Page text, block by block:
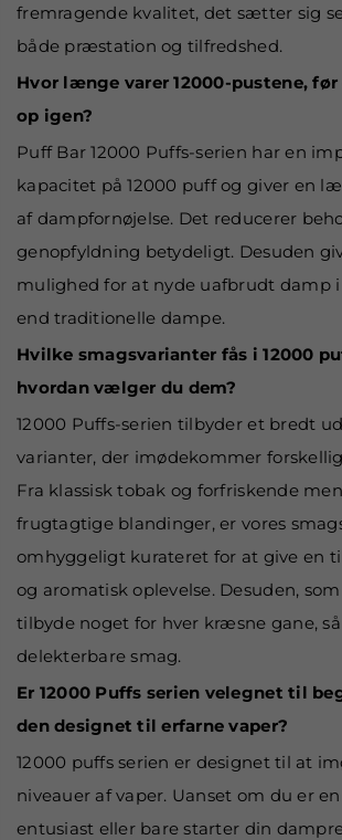
fremragende kvalitet, det sætter sig
både præstation og tilfredshed.
Hvor længe varer 12000-pustene,
op igen?
Puff Bar 12000 Puffs-serien har en
kapacitet på 12000 puff og giver en
af dampfornøjelse. Det reducerer
genopfyldning betydeligt. Desuden
mulighed for at nyde uafbrudt damp
end traditionelle dampe.
Hvilke smagsvarianter fås i 12000
hvordan vælger du dem?
12000 Puffs-serien tilbyder et bredt
varianter, der imødekommer
Fra klassisk tobak og forfriskende
frugtagtige blandinger, er vores
omhyggeligt kurateret for at give en
og aromatisk oplevelse. Desuden,
tilbyde noget for hver kræsne gane,
delekterbare smag.
Er 12000 Puffs serien velegnet til
den designet til erfarne vaper?
12000 puffs serien er designet til at
niveauer af vaper. Uanset om du er
entusiast eller bare starter din